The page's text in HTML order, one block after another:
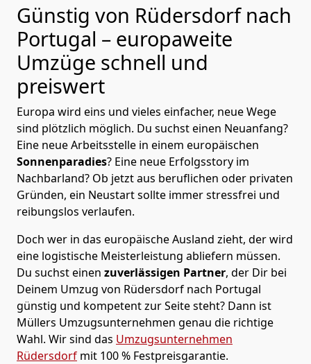
Günstig von Rüdersdorfnach
Portugal – europaweite
Umzüge schnell und
preiswert
Europa wird eins und vieles einfacher, neue Wege
sind plötzlich möglich. Du suchst einen Neuanfang?
Eine neue Arbeitsstelle in einem europäischen
Sonnenparadies? Eine neue Erfolgsstory im
Nachbarland? Ob jetzt aus beruflichen oder privaten
Gründen, ein Neustart sollte immer stressfrei und
reibungslos verlaufen.
Doch wer in das europäische Ausland zieht, der wird
eine logistische Meisterleistung abliefern müssen.
Du suchst einen zuverlässigen Partner, der Dir bei
Deinem Umzug von Rüdersdorf nach Portugal
günstig und kompetent zur Seite steht? Dann ist
Müllers Umzugsunternehmen genau die richtige
Wahl. Wir sind das Umzugsunternehmen
Rüdersdorf mit 100 % Festpreisgarantie.